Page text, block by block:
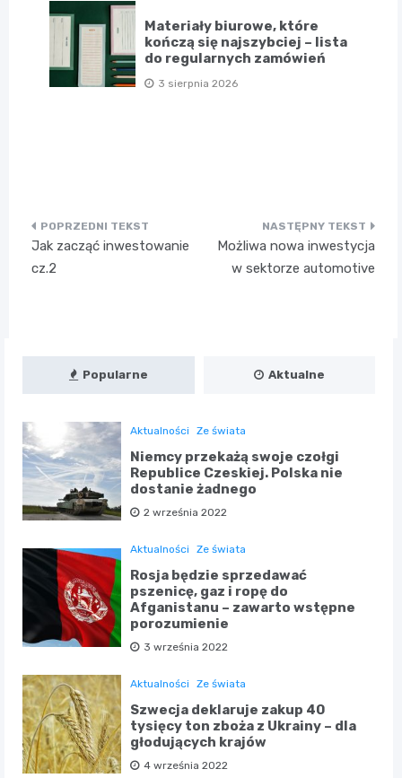
Materiały biurowe, które
kończą się najszybciej – lista
do regularnych zamówień
3 sierpnia 2026
Nawigacja
wpisu
Jak zacząć inwestowanie
cz.2
Możliwa nowa inwestycja
w sektorze automotive
Popularne Aktualne
Aktualności Ze świata
Niemcy przekażą swoje czołgi
Republice Czeskiej. Polska nie
dostanie żadnego
2 września 2022
Aktualności Ze świata
Rosja będzie sprzedawać
pszenicę, gaz i ropę do
Afganistanu – zawarto wstępne
porozumienie
3 września 2022
Aktualności Ze świata
Szwecja deklaruje zakup 40
tysięcy ton zboża z Ukrainy – dla
głodujących krajów
4 września 2022